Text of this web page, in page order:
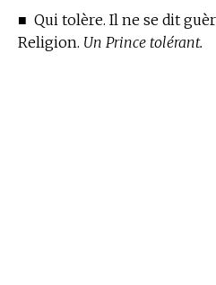
■ Qui tolère. Il ne se dit
Religion. Un Prince tolérant.